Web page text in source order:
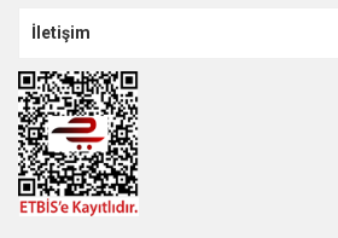
İletişim